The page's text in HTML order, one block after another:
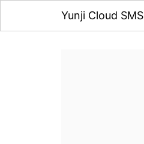
Yunji Cloud SMS